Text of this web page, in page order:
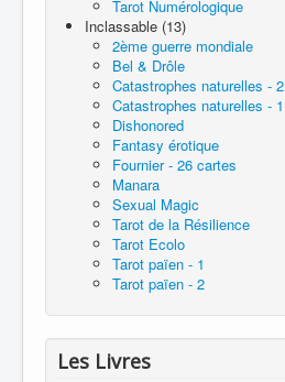
Tarot Numérologique
Inclassable (13)
2ème guerre mondiale
Bel & Drôle
Catastrophes naturelles - 2
Catastrophes naturelles - 1
Dishonored
Fantasy érotique
Fournier - 26 cartes
Manara
Sexual Magic
Tarot de la Résilience
Tarot Ecolo
Tarot païen - 1
Tarot païen - 2
Les Livres